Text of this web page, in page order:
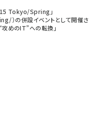
Tokyo/Spring」
の併設イベントとして開催さ
めのIT”への転換」